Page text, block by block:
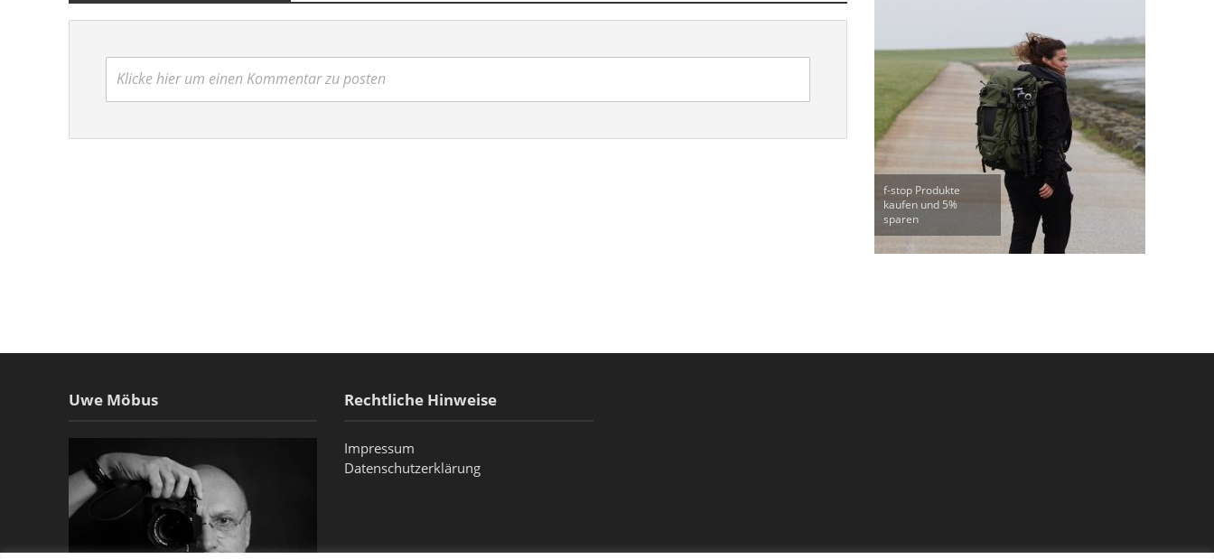
Klicke hier um einen Kommentar zu posten
f-stop Produkte
kaufen und 5%
sparen
Uwe Möbus Rechtliche Hinweise
Impressum
Datenschutzerklärung